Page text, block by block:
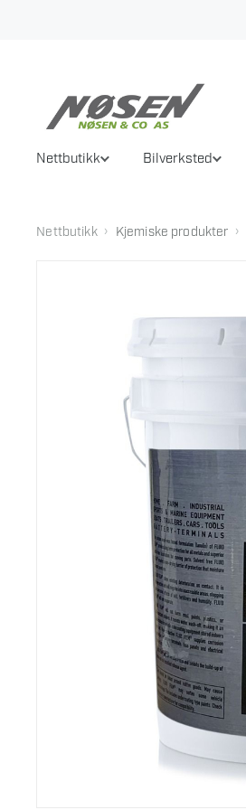
Nettbutikk Bilverksted
Nettbutikk › Kjemiske produkter ›